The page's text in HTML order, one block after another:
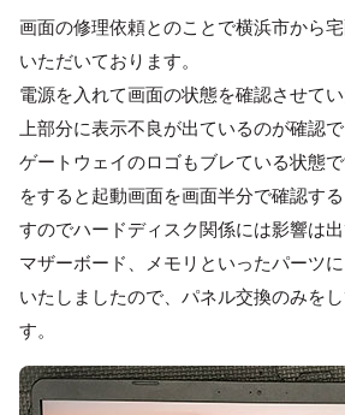
画面の修理依頼とのことで横浜市から
いただいております。
電源を入れて画面の状態を確認させて
上部分に表示不良が出ているのが確認で
ゲートウェイのロゴもブレている状態
をすると起動画面を画面半分で確認す
すのでハードディスク関係には影響は出
マザーボード、メモリといったパーツ
いたしましたので、パネル交換のみを
す。